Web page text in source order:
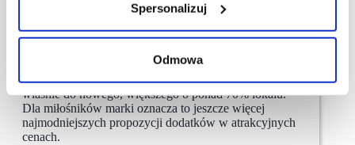
Spersonalizuj
Odmowa
Outlet Gdańsk
Guess rozwija swoją ofertę w Designer Outlet
Gdańsk. Sklep Guess Accessories przeniósł się
właśnie do nowego, większego o ponad 70% lokalu.
Dla miłośników marki oznacza to jeszcze więcej
najmodniejszych propozycji dodatków w atrakcyjnych
cenach.